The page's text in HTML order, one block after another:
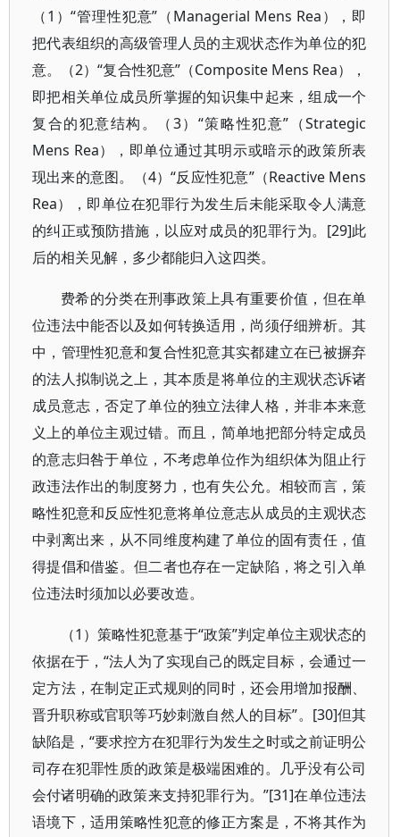
（1）“管理性犯意”（Managerial Mens Rea），即
把代表组织的高级管理人员的主观状态作为单位的犯
意。（2）“复合性犯意”（Composite Mens Rea），
即把相关单位成员所掌握的知识集中起来，组成一个
复合的犯意结构。（3）“策略性犯意”（Strategic
Mens Rea），即单位通过其明示或暗示的政策所表
现出来的意图。（4）“反应性犯意”（Reactive Mens
Rea），即单位在犯罪行为发生后未能采取令人满意
的纠正或预防措施，以应对成员的犯罪行为。[29]此
后的相关见解，多少都能归入这四类。
费希的分类在刑事政策上具有重要价值，但在单
位违法中能否以及如何转换适用，尚须仔细辨析。其
中，管理性犯意和复合性犯意其实都建立在已被摒弃
的法人拟制说之上，其本质是将单位的主观状态诉诸
成员意志，否定了单位的独立法律人格，并非本来意
义上的单位主观过错。而且，简单地把部分特定成员
的意志归咎于单位，不考虑单位作为组织体为阻止行
政违法作出的制度努力，也有失公允。相较而言，策
略性犯意和反应性犯意将单位意志从成员的主观状态
中剥离出来，从不同维度构建了单位的固有责任，值
得提倡和借鉴。但二者也存在一定缺陷，将之引入单
位违法时须加以必要改造。
（1）策略性犯意基于“政策”判定单位主观状态的
依据在于，“法人为了实现自己的既定目标，会通过一
定方法，在制定正式规则的同时，还会用增加报酬、
晋升职称或官职等巧妙刺激自然人的目标”。[30]但其
缺陷是，“要求控方在犯罪行为发生之时或之前证明公
司存在犯罪性质的政策是极端困难的。几乎没有公司
会付诸明确的政策来支持犯罪行为。”[31]在单位违法
语境下，适用策略性犯意的修正方案是，不将其作为